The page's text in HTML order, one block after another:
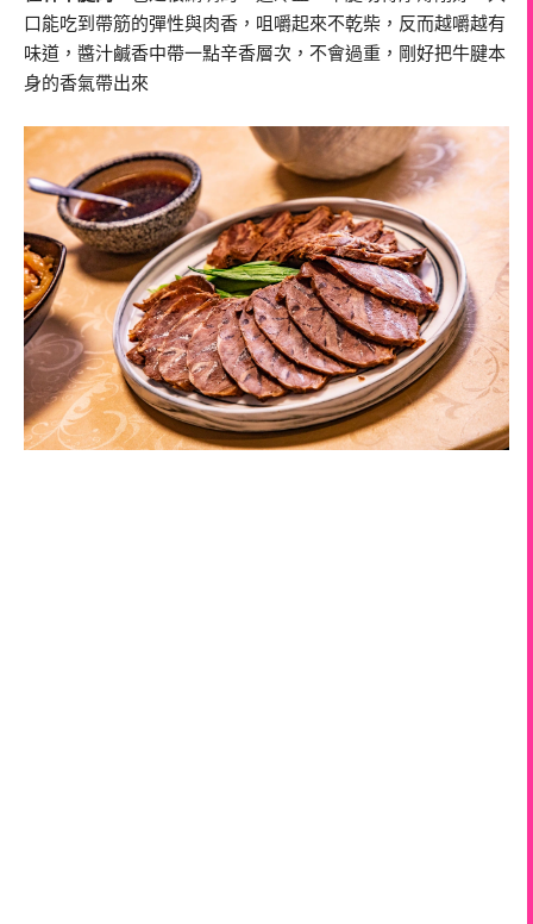
口能吃到帶筋的彈性與肉香，咀嚼起來不乾柴，反而越嚼越有
味道，醬汁鹹香中帶一點辛香層次，不會過重，剛好把牛腱本
身的香氣帶出來